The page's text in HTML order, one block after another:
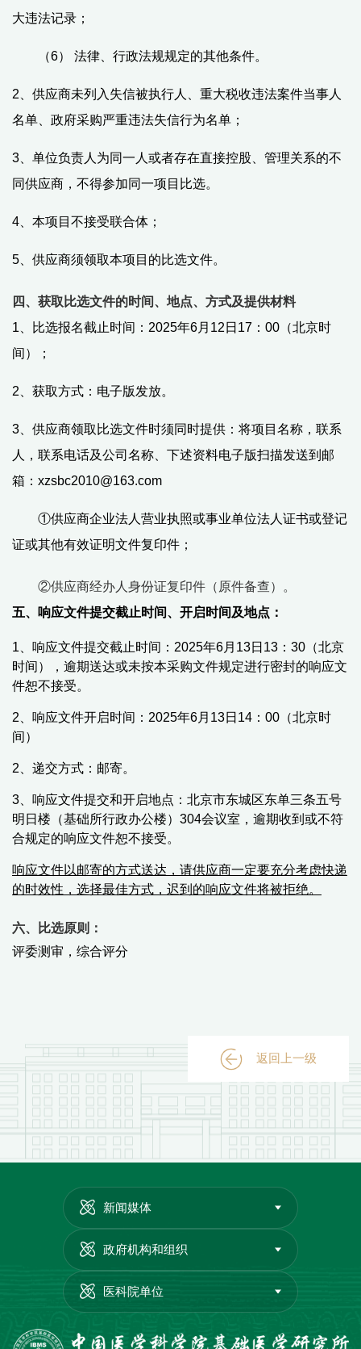
大违法记录；
（6） 法律、行政法规规定的其他条件。
2
供应商未列入失信被执行人、重大税收违法案件当事人
名单、政府采购严重违法失信行为名单；
3、 单位负责人为同一人或者存在直接控股、管理关系的不
同供应商，不得参加同一项目 比选。
4 本项目不接受联合体；
5、 供应商须领取本项目的比选文件。
四、 获取比选文件的时间、地点、方式及提供材料
1、比选报名截止时间 ： 2025年6月12日17：00 （北京时
间）；
2、 获取方式：电子版发放。
3、 供应商领取 比选文件时须同时提供：将项目名称， 联系
人，联系电话及公司名称
下述资料电子版扫描发送到邮
箱： xzsbc2010@163.com
①供应商企业法人营业执照或事业单位法人证书或登记
证或其他有效证明文件复印件 ；
②供应商经办人身份证复印件 （原件备查）
。
五、响应文件提交截止时间、开启时间及地点：
1、 响应文件提交截止时间： 2025年6月13日13：30 （北京
时间）
， 逾期送达或未按本采购文件规定进行密封的响应文
件恕不接受。
2、 响应文件开启时间： 2025年6月 13日 14 ：00 （北京时
间）
2、递交方式：邮寄。
3、 响应文件提交和开启地点：北京市东城区东单三条五号
明日楼（基础所行政办公楼）304会议室 ，逾期收到或不符
合规定的响应文件恕不接受。
响应文件以邮寄的方式送达，请供应商一定要充分考虑快递
的时效性，选择最佳方式，迟到的响应文件将被拒绝。
六、 比选原则 ：
评委测审 ，综合评分
返回上一级
新闻媒体
政府机构和组织
医科院单位